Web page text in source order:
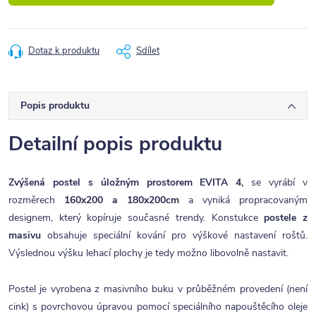
Dotaz k produktu Sdílet
Popis produktu
Detailní popis produktu
Zvýšená postel s úložným prostorem EVITA 4, se vyrábí v
rozměrech 160x200 a 180x200cm a
vyniká propracovaným
designem, který kopíruje současné trendy. Konstukcepostele z
masivu obsahuje speciální kování pro výškové nastavení roštů.
Výslednou výšku lehací plochy je tedy možno libovolně nastavit.
Postel je vyrobena z masivního buku v průběžném provedení (není
cink) s povrchovou úpravou pomocí speciálního napouštěcího oleje